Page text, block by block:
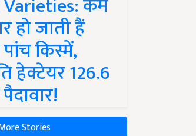
हो जाती हैं
किस्में,
हेक्टेयर 126.6
Stories